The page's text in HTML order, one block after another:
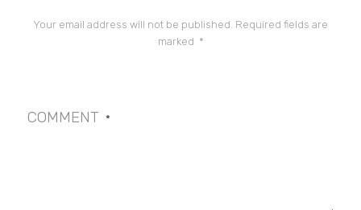
Your email address will not be published. Required fields are
marked *
COMMENT *